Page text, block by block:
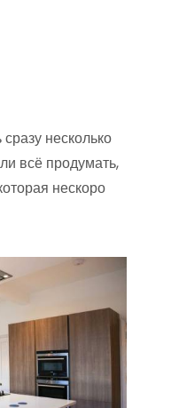
несколько
всё продумать,
нескоро